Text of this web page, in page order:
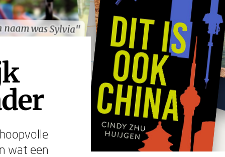
was Sylvia"
was Sylvia"
wat een